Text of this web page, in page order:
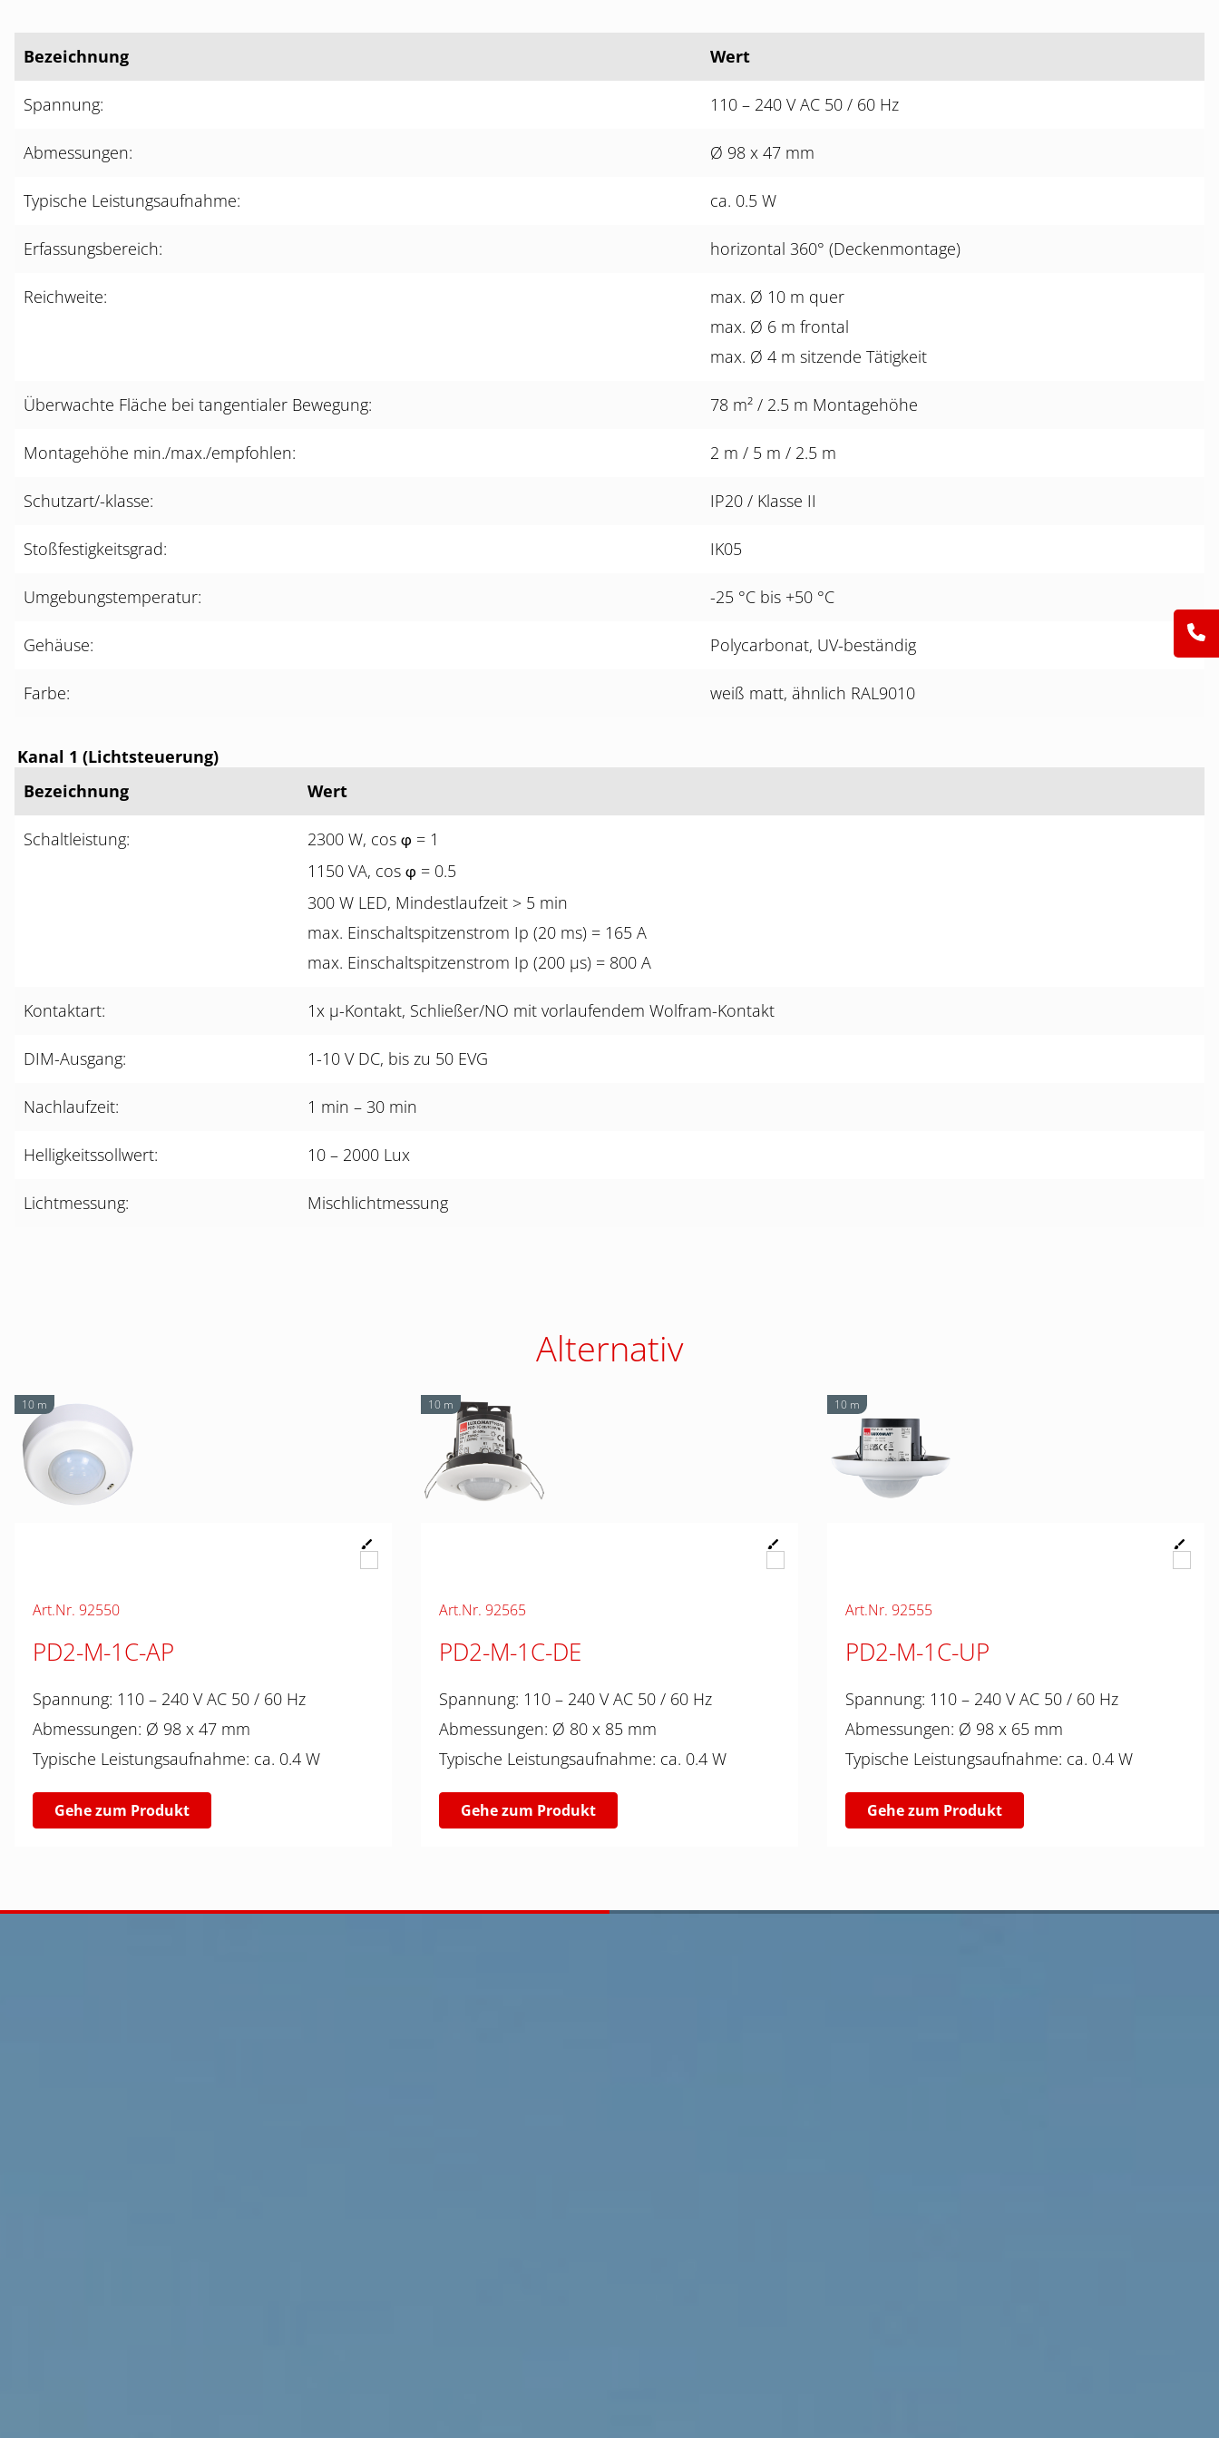
Bezeichnung Wert
Spannung: 110 – 240 V AC 50 / 60 Hz
Abmessungen: Ø 98 x 47 mm
Typische Leistungsaufnahme: ca. 0.5 W
Erfassungsbereich: horizontal 360° (Deckenmontage)
Reichweite:
max. Ø 10 m quer
max. Ø 6 m frontal
max. Ø 4 m sitzende Tätigkeit
Überwachte Fläche bei tangentialer Bewegung: 78 m² / 2.5 m Montagehöhe
Montagehöhe min./max./empfohlen: 2 m / 5 m / 2.5 m
Schutzart/-klasse: IP20 / Klasse II
Stoßfestigkeitsgrad: IK05
Umgebungstemperatur: -25 °C bis +50 °C
Gehäuse: Polycarbonat, UV-beständig
Farbe: weiß matt, ähnlich RAL9010
Kanal 1 (Lichtsteuerung)
Bezeichnung
Wert
Schaltleistung: 2300 W, cos φ = 1
1150 VA, cos φ = 0.5
300 W LED, Mindestlaufzeit > 5 min
max. Einschaltspitzenstrom Ip (20 ms) = 165 A
max. Einschaltspitzenstrom Ip (200 µs) = 800 A
Kontaktart: 1x µ-Kontakt, Schließer/NO mit vorlaufendem Wolfram-Kontakt
DIM-Ausgang: 1-10 V DC, bis zu 50 EVG
Nachlaufzeit: 1 min – 30 min
Helligkeitssollwert: 10 – 2000 Lux
Lichtmessung: Mischlichtmessung
Alternativ
10 m
Art.Nr. 92550
PD2-M-1C-AP
Spannung: 110 – 240 V AC 50 / 60 Hz
Abmessungen: Ø 98 x 47 mm
Typische Leistungsaufnahme: ca. 0.4 W
Gehe zum Produkt
10 m
Art.Nr. 92565
PD2-M-1C-DE
Spannung: 110 – 240 V AC 50 / 60 Hz
Abmessungen: Ø 80 x 85 mm
Typische Leistungsaufnahme: ca. 0.4 W
Gehe zum Produkt
10 m
Art.Nr. 92555
PD2-M-1C-UP
Spannung: 110 – 240 V AC 50 / 60 Hz
Abmessungen: Ø 98 x 65 mm
Typische Leistungsaufnahme: ca. 0.4 W
Gehe zum Produkt